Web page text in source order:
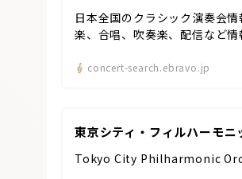
日本全国のクラシック演奏会
楽、合唱、吹奏楽、配信など
concert-search.ebravo.jp
東京シティ・フィルハーモニ
Tokyo City Philharmonic